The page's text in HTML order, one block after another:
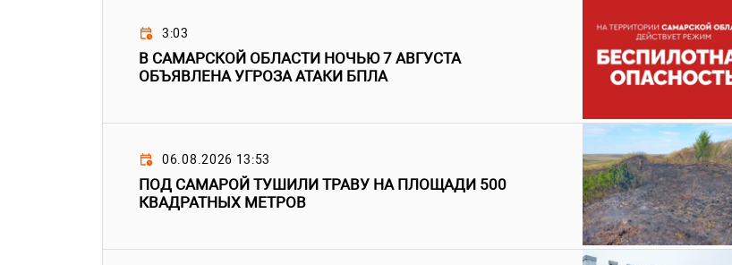
3:03
В САМАРСКОЙ ОБЛАСТИ НОЧЬЮ 7 АВГУСТА
ОБЪЯВЛЕНА УГРОЗА АТАКИ БПЛА
06.08.2026 13:53
ПОД САМАРОЙ ТУШИЛИ ТРАВУ НА ПЛОЩАДИ 500
КВАДРАТНЫХ МЕТРОВ